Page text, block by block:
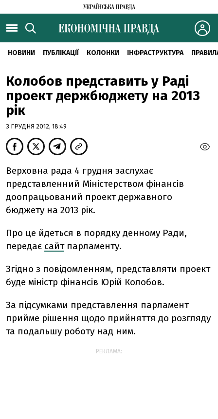
НОВИНИ ПУБЛІКАЦІЇ КОЛОНКИ ІНФРАСТРУКТУРА
Колобов представить у Раді
проект держбюджету на 2013
рік
3 ГРУДНЯ 2012, 18:49
Верховна рада 4 грудня заслухає
представленний Міністерством фінансів
доопрацьований проект державного
бюджету на 2013 рік.
Про це йдеться в порядку денному Ради,
передає сайтпарламенту.
Згідно з повідомленням, представляти проект
буде міністр фінансів Юрій Колобов.
За підсумками представлення парламент
прийме рішення щодо прийняття до розгляду
та подальшу роботу над ним.
РЕКЛАМА: